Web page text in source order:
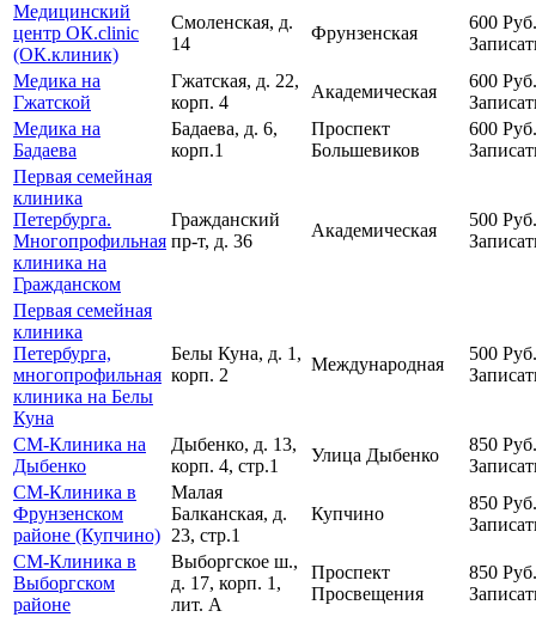
Медицинский
центр ОК.clinic
(ОК.клиник)
Смоленская, д.
14
Фрунзенская
600 Руб.
Медика на
Гжатской
Гжатская, д. 22,
корп. 4
Академическая
600 Руб.
Медика на
Бадаева
Бадаева, д. 6,
корп.1
Проспект
Большевиков
600 Руб.
Первая семейная
клиника
Петербурга.
Многопрофильная
клиника на
Гражданском
Гражданский
пр-т, д. 36
Академическая
500 Руб.
Первая семейная
клиника
Петербурга,
многопрофильная
клиника на Белы
Куна
Белы Куна, д. 1,
корп. 2
Международная
500 Руб.
СМ-Клиника на
Дыбенко
Дыбенко, д. 13,
корп. 4, стр.1
Улица Дыбенко
850 Руб.
СМ-Клиника в
Фрунзенском
районе (Купчино)
Малая
Балканская, д.
23, стр.1
Купчино
850 Руб.
СМ-Клиника в
Выборгском
районе
Выборгское ш.,
д. 17, корп. 1,
лит. А
Проспект
Просвещения
850 Руб.